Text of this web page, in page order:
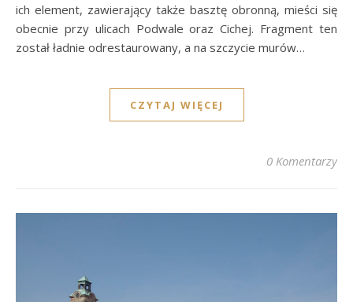
ich element, zawierający także basztę obronną, mieści się
obecnie przy ulicach Podwale oraz Cichej. Fragment ten
został ładnie odrestaurowany, a na szczycie murów…
CZYTAJ WIĘCEJ
0 Komentarzy